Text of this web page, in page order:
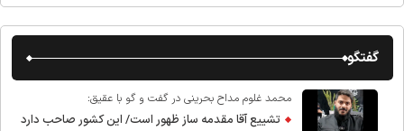
گفتگو
محمد غلوم مداح بحرینی در گفت و گو با عقیق:
تشییع آقا مقدمه ساز ظهور است/ این کشور صاحب دارد